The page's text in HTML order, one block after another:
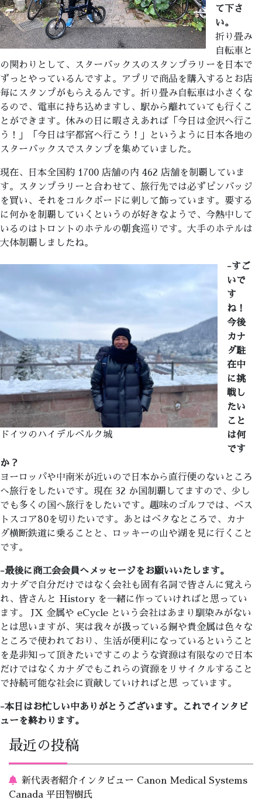
て下さ
い。
折り畳み
自転車と
の関わりとして、スターバックスのスタンプラリーを日本で
ずっとやっているんですよ。アプリで商品を購入するとお店
毎にスタンプがもらえるんです。折り畳み自転車は小さくな
るので、電車に持ち込めますし、駅から離れていても行くこ
とができます。休みの日に暇さえあれば「今日は金沢へ行こ
う！」「今日は宇都宮へ行こう！」というように日本各地の
スターバックスでスタンプを集めていました。
現在、日本全国約 1700 店舗の内 462 店舗を制覇していま
す。スタンプラリーと合わせて、旅行先では必ずピンバッジ
を買い、それをコルクボードに刺して飾っています。要する
に何かを制覇していくというのが好きなようで、今熱中して
いるのはトロントのホテルの朝食巡りです。大手のホテルは
大体制覇しましたね。
ドイツのハイデルベルク城
-すご
いで
す
ね！
今後
カナ
ダ駐
在中
に挑
戦し
たい
こと
は何
です
か？
ヨーロッパや中南米が近いので日本から直行便のないところ
へ旅行をしたいです。現在 32 か国制覇してますので、少し
でも多くの国へ旅行をしたいです。趣味のゴルフでは、ベス
トスコア80を切りたいです。あとはベタなところで、カナ
ダ横断鉄道に乗ることと、ロッキーの山や湖を見に行くこと
です。
-最後に商工会会員へメッセージをお願いいたします。
カナダで自分だけではなく会社も固有名詞で皆さんに覚えら
れ、皆さんと History を一緒に作っていければと思ってい
ます。 JX 金属や eCycle という会社はあまり馴染みがない
とは思いますが、実は我々が扱っている銅や貴金属は色々な
ところで使われており、生活が便利になっているということ
を是非知って頂きたいですこのような資源は有限なので日本
だけではなくカナダでもこれらの資源をリサイクルすること
で持続可能な社会に貢献していければと思 っています。
-本日はお忙しい中ありがとうございます。これでインタビ
ューを終わります。
最近の投稿
新代表者紹介インタビュー Canon Medical Systems
Canada 平田智樹氏